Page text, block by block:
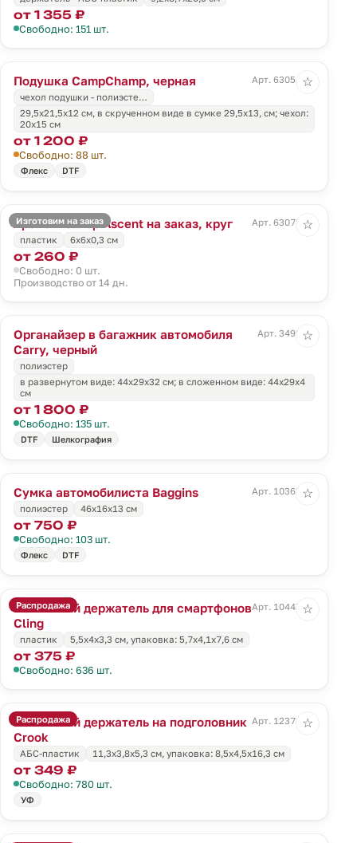
от 1 355 ₽
Свободно: 151 шт.
Подушка CampChamp, черная
Арт. 63054.30
чехол подушки - полиэсте…
29,5х21,5х12 см, в скрученном виде в сумке 29,5х13, см; чехол:
20х15 см
от 1 200 ₽
Свободно: 88 шт.
Флекс DTF
☆
Изготовим на заказ
Ароматизатор Ascent на заказ, круг
Арт. 63078.01
пластик
6x6x0,3 см
от 260 ₽
Свободно: 0 шт.
Производство от 14 дн.
☆
Органайзер в багажник автомобиля
Carry, черный
Арт. 3498.30
полиэстер
в развернутом виде: 44х29х32 см; в сложенном виде: 44х29х4
см
от 1 800 ₽
Свободно: 135 шт.
DTF Шелкография
☆
Сумка автомобилиста Baggins
Арт. 10363.30
полиэстер
46x16x13 см
от 750 ₽
Свободно: 103 шт.
Флекс DTF
☆
Распродажа
Магнитный держатель для смартфонов
Cling
Арт. 10447.10
пластик 5,5х4х3,3 см, упаковка: 5,7х4,1х7,6 см
от 375 ₽
Свободно: 636 шт.
☆
Распродажа
Магнитный держатель на подголовник
Crook
Арт. 12374.10
АБС-пластик 11,3х3,8х5,3 см, упаковка: 8,5х4,5х16,3 см
от 349 ₽
Свободно: 780 шт.
УФ
☆